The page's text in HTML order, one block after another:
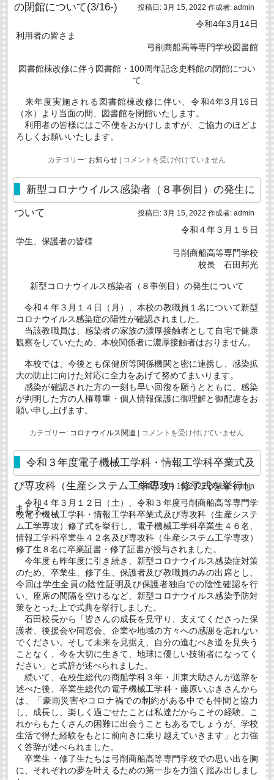
異
会
「も
の
り
研
究
セ
ー
賞」
受
賞
は
の閉館について(3/16-)
投稿日: 3月 15, 2022 作成者: admin
令和4年3月14日
利用者の皆さま
弓削商船高等専門学校図書館
図書館棟改修に伴う図書館・100周年記念史料館の閉館につい
て
来年度実施される図書館棟改修に伴い、令和4年3月16日
（水）より当面の間、図書館を閉館いたします。
利用者の皆様にはご不便をおかけしますが、ご協力のほどよ
ろしくお願いいたします。
カテゴリー: お知らせ
図
館
棟
改
修
年
史
料
館
の
館
に
つ
い
て
(3/16-)
コメントを受け付けていません
新型コロナウイルス感染者（８事例目）の発生に
ついて
投稿日: 3月 15, 2022 作成者: admin
令和４年３月１５日
学生、保護者の皆様
弓削商船高等専門学校
校長 石田邦光
新型コロナウイルス感染者（８事例目）の発生について
令和４年３月１４日（月）、本校の教職員１名について新型
コロナウイルス感染症の陽性が確認されました。
当該教職員は、感染者の家族の濃厚接触者として自宅で健康
観察をしていたため、本校関係者に濃厚接触者はおりません。
本校では、今後とも保健所等関係機関と密に連携し、感染拡
大の防止に向けた対応に全力をあげて努めてまいります。
感染が確認された方の一刻も早い回復を願うとともに、感染
が判明した方の人権尊重・個人情報保護に御理解と御配慮をお
願い申し上げます。
カテゴリー: コロナウイルス関連
新
コ
ロ
ナ
ウ
イ
ス
感
染
者
（８
事
例
目）
の
発
生
に
つ
い
て
は
コメントを受け付けていません
令和３年度電子機械工学科・情報工学科卒業式及
び専攻科（生産システム工学専攻）修了式を挙行し
ました
投稿日: 3月 15, 2022 作成者: admin
令和４年３月１２日（土）、令和３年度弓削商船高等専門学
校電子機械工学科・情報工学科卒業式及び専攻科（生産システ
ム工学専攻）修了式を挙行し、電子機械工学科卒業生４６名、
情報工学科卒業生４２名及び専攻科（生産システム工学専攻）
修了生８名に卒業証書・修了証書が授与されました。
今年度も昨年度に引き続き、新型コロナウイルス感染症対策
のため、卒業生、修了生、保護者及び教職員のみの出席とし、
今回は学生全員の陰性証明及び保護者独自での陰性確認を行
い、座席の間隔を空けるなど、新型コロナウイルス感染予防対
策をとった上で式典を挙行しました。
石田校長から「皆さんの成長を見守り、支えてくださった保
護者、後援会や同窓会、企業や地域の方々への感謝を忘れない
でください。そして未来を見据え、自分の進むべき道を見失う
ことなく、今を大切に生きて、地球に優しい技術者になってく
ださい」と式辞が述べられました。
続いて、在校生総代の商船学科３年・川東大助さんが送辞を
述べた後、卒業生総代の電子機械工学科・藤原いぶきさんから
は、「豪雨災害やコロナ禍での制約がある中でも仲間と協力
し、成長し、楽しく過ごせたことは私達だからこその経験、こ
れからもたくさんの困難に出会うこともあるでしょうが、学校
生活で得た経験をもとに前向きに乗り越えていきます」と力強
く答辞が述べられました。
卒業生・修了生たちは弓削商船高等専門学校での思い出を胸
に、それぞれの夢を叶えるための第一歩を力強く踏み出しまし